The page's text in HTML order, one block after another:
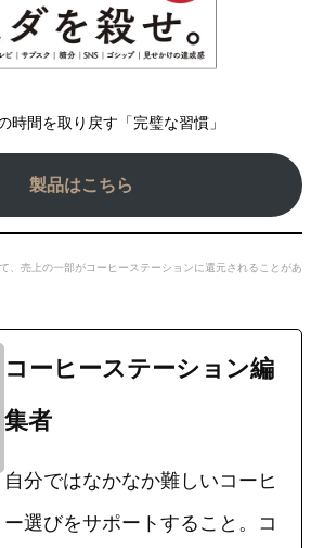
間を取り戻す「完璧な習慣」
製品はこちら
、売上の一部がコーヒーステーションに還元されることがあ
コーヒーステーション編
集者
自分ではなかなか難しいコーヒ
ー選びをサポートすること。コ